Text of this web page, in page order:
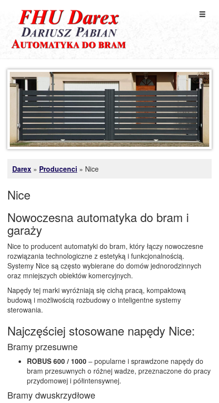
Toggle
Darex » Producenci » Nice
Nice
Nowoczesna automatyka do bram i
garaży
Nice to producent automatyki do bram, który łączy nowoczesne
rozwiązania technologiczne z estetyką i funkcjonalnością.
Systemy Nice są często wybierane do domów jednorodzinnych
oraz mniejszych obiektów komercyjnych.
Napędy tej marki wyróżniają się cichą pracą, kompaktową
budową i możliwością rozbudowy o inteligentne systemy
sterowania.
Najczęściej stosowane napędy Nice:
Bramy przesuwne
ROBUS 600 / 1000 – popularne i sprawdzone napędy do
bram przesuwnych o różnej wadze, przeznaczone do pracy
przydomowej i półintensywnej.
Bramy dwuskrzydłowe